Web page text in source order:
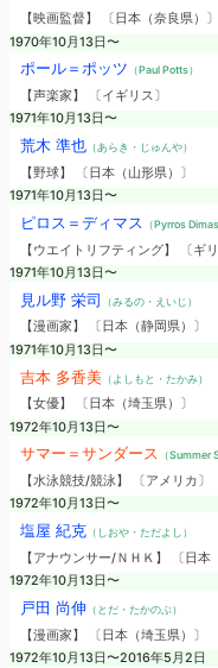
【映画監督】 〔日本（奈良県）〕
1970年10月13日〜
ポール＝ポッツ （Paul Potts）
【声楽家】 〔イギリス〕
1971年10月13日〜
荒木 準也（あらき・じゅんや）
【野球】 〔日本（山形県）〕
1971年10月13日〜
ピロス＝ディマス （Pyrros Dimas
【ウエイトリフティング】 〔ギ
1971年10月13日〜
見ル野 栄司 （みるの・えいじ）
【漫画家】 〔日本（静岡県）〕
1971年10月13日〜
吉本 多香美（よしもと・たかみ）
【女優】 〔日本（埼玉県）〕
1972年10月13日〜
サマー＝サンダース （Summer
【水泳競技/競泳】 〔アメリカ〕
1972年10月13日〜
塩屋 紀克（しおや・ただよし）
【アナウンサー/ＮＨＫ】 〔日本
1972年10月13日〜
戸田 尚伸 （とだ・たかのぶ）
【漫画家】 〔日本（埼玉県）〕
1972年10月13日〜2016年5月2日